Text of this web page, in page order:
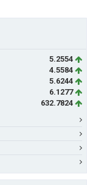
5.2554
4.5584
5.6244
6.1277
632.7824